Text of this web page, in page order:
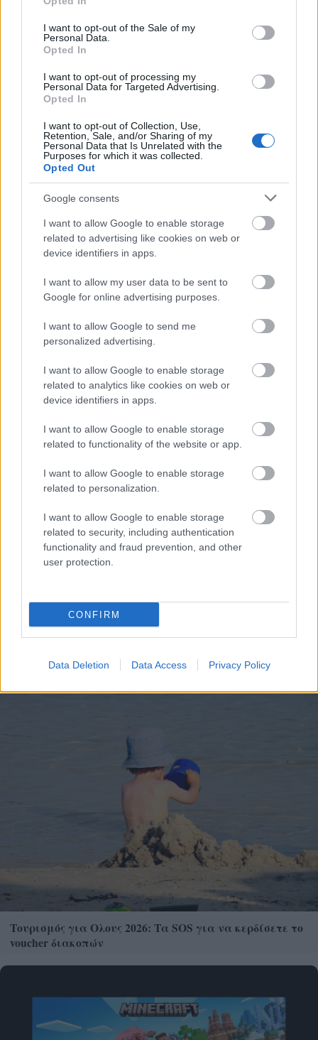
use your data for below specified purposes in below Google
consent section.
I want to opt-out of the Sale of my
Personal Data.
Opted In
I want to opt-out of processing my
Personal Data for Targeted Advertising.
Opted In
I want to opt-out of Collection, Use,
Retention, Sale, and/or Sharing of my
Personal Data that Is Unrelated with the
Purposes for which it was collected.
Opted Out
Google consents
I want to allow Google to enable storage
related to advertising like cookies on web or
device identifiers in apps.
I want to allow my user data to be sent to
Google for online advertising purposes.
I want to allow Google to send me
personalized advertising.
I want to allow Google to enable storage
related to analytics like cookies on web or
device identifiers in apps.
I want to allow Google to enable storage
related to functionality of the website or app.
I want to allow Google to enable storage
related to personalization.
I want to allow Google to enable storage
related to security, including authentication
functionality and fraud prevention, and other
user protection.
CONFIRM
Data Deletion Data Access Privacy Policy
Δεκαπενταύγουστος 2026: Πόσο αυξάνεται το
μεροκάματο το Σάββατο
Πλήθος πιστών στην Μεταμόρφωση του Σωτήρος Ροδιάς
Τουρισμός για Ολους 2026: Τα SOS για να κερδίσετε το
voucher διακοπών